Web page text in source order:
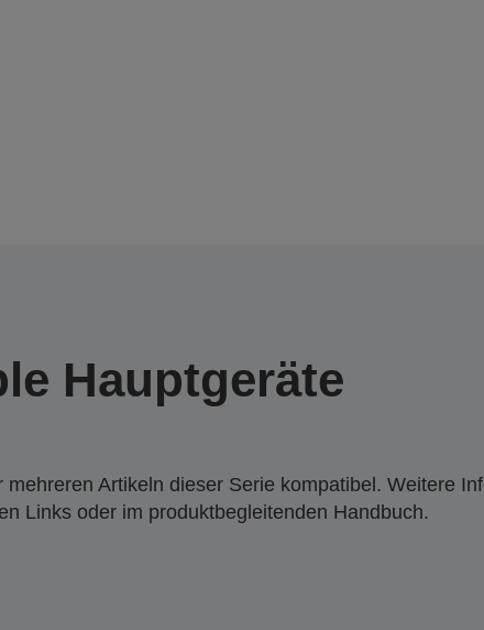
Hauptgeräte
Artikeln dieser Serie kompatibel. Weitere
Links oder im produktbegleitenden Handbuch.